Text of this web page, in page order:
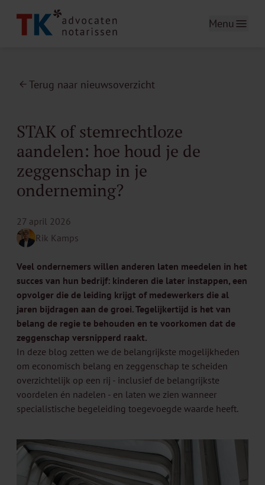
Menu
Terug naar nieuwsoverzicht
STAK of stemrechtloze
aandelen: hoe houd je de
zeggenschap in je
onderneming?
27 april 2026
Rik Kamps
Veel ondernemers willen anderen laten meedelen in het
succes van hun bedrijf: kinderen die later instappen, een
opvolger die de leiding krijgt of medewerkers die al
jaren bijdragen aan de groei. Tegelijkertijd is het van
belang de regie te behouden en te voorkomen dat de
zeggenschap versnipperd raakt.
In deze blog zetten we de belangrijkste mogelijkheden
om economisch belang en zeggenschap te scheiden
overzichtelijk op een rij - inclusief de belangrijkste
voordelen én nadelen - en laten we zien wanneer
specialistische begeleiding toegevoegde waarde heeft.